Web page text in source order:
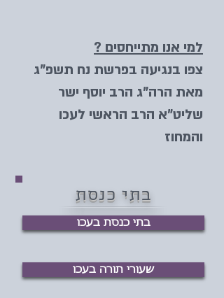
למי אנו מתייחסים ?
צפו בנגיעה בפרשת נח תשפ"ג
מאת הרה"ג הרב יוסף ישר
שליט"א הרב הראשי לעכו
והמחוז
בתי כנסת
בתי כנסת בעכו
שעורי תורה בעכו